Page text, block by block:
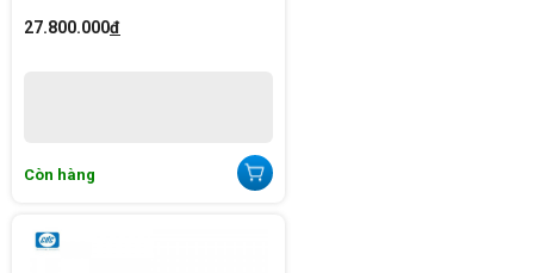
27.800.000đ
Còn hàng